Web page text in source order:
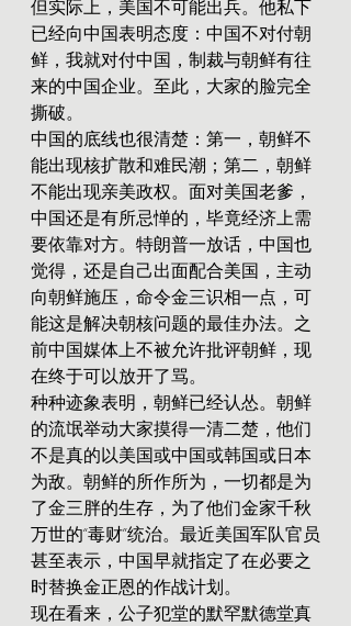
但实际上，美国不可能出兵。他私下
已经向中国表明态度：中国不对付朝
鲜，我就对付中国，制裁与朝鲜有往
来的中国企业。至此，大家的脸完全
撕破。
中国的底线也很清楚：第一，朝鲜不
能出现核扩散和难民潮；第二，朝鲜
不能出现亲美政权。面对美国老爹，
中国还是有所忌惮的，毕竟经济上需
要依靠对方。特朗普一放话，中国也
觉得，还是自己出面配合美国，主动
向朝鲜施压，命令金三识相一点，可
能这是解决朝核问题的最佳办法。之
前中国媒体上不被允许批评朝鲜，现
在终于可以放开了骂。
种种迹象表明，朝鲜已经认怂。朝鲜
的流氓举动大家摸得一清二楚，他们
不是真的以美国或中国或韩国或日本
为敌。朝鲜的所作所为，一切都是为
了金三胖的生存，为了他们金家千秋
万世的“毒财”统治。最近美国军队官员
甚至表示，中国早就指定了在必要之
时替换金正恩的作战计划。
现在看来，公子犯堂的默罕默德堂真